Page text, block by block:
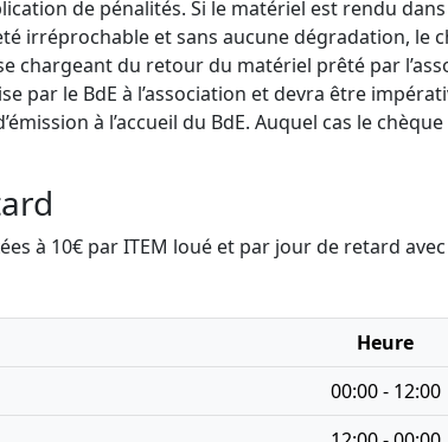
de pénalités. Si le matériel est rendu
irréprochable et sans aucune dégradation, le
chargeant du retour du matériel prêté par
par le BdE à l’association et devra être
à l’accueil du BdE. Auquel cas le
à 10€ par ITEM loué et par jour de retard
Heure
00:00 - 12:00